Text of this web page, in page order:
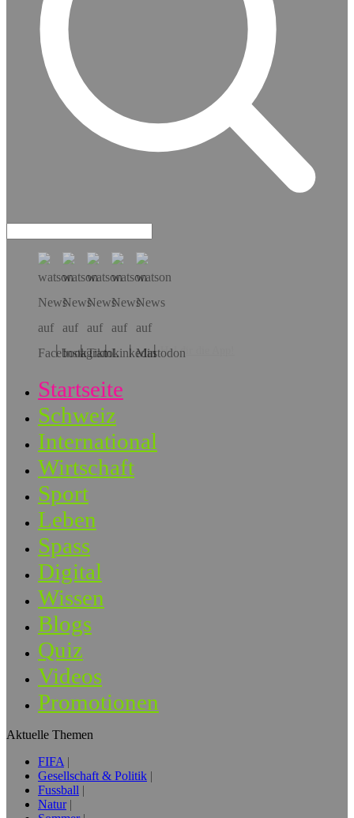
Hol dir die App!
Startseite
Schweiz
International
Wirtschaft
Sport
Leben
Spass
Digital
Wissen
Blogs
Quiz
Videos
Promotionen
Aktuelle Themen
FIFA
Gesellschaft & Politik
Fussball
Natur